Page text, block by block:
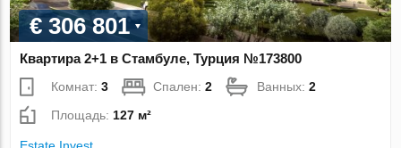
€ 306 801
Квартира 2+1 в Стамбуле, Турция №173800
Комнат:3 Спален:2 Ванных:2
Площадь: 127 м²
Estate Invest